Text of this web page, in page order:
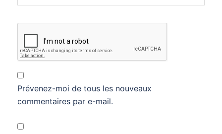
Prévenez-moi de tous les nouveaux
commentaires par e-mail.